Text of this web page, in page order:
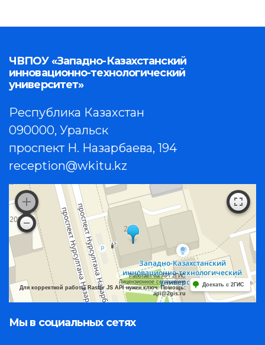
ЧВПОУ «Западно-Казахстанский
инновационно-технологический
университет»
Республика Казахстан
090000, Уральск
проспект Н. Назарбаева, 194
reception@wkitu.kz
Работает на API 2ГИС
Лицензионное соглашение
Для корректной работы Raster JS API нужен ключ. Помощь:
api@2gis.ru
Доехать с 2ГИС
Мы в социальных сетях